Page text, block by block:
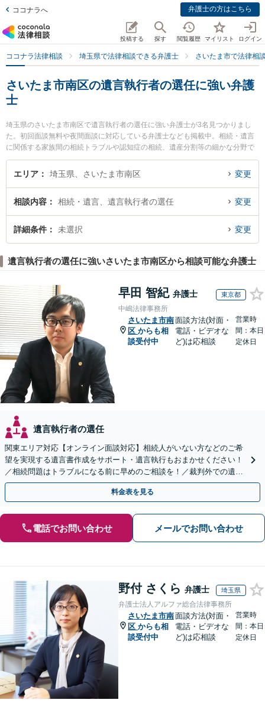
ココナラへ 弁護士の方はこちら
投稿する 探す 閲覧履歴 マイリスト ログイン
ココナラ法律相談 埼玉県で法律相談できる弁護士 さいたま市で法律相
さいたま市南区の遺言執行者の選任に強い弁護
士
埼玉県のさいたま市南区で遺言執行者の選任に強い弁護士が3名見つかりまし
た。初回面談無料や夜間面談に対応している弁護士なども掲載中。相続・遺言
に関係する家族間の相続トラブルや認知症の相続、遺産分割等の細かな分野で
の絞り込み検索もでき便利です。特に南浦和はらだ法律事務所の渡部 和人弁護
士や武蔵浦和法律事務所の久保 佑一郎弁護士、弁護士法人Monte南浦和法律事
ブルを今すぐに弁護士に相談したい』『遺言執行者の選任のトラブル解決の実
績豊富な近くの弁護士を検索したい』『初回相談無料で遺言執行者の選任を法
律相談できるさいたま市南区内の弁護士に相談予約したい』などでお困りの相
エリア 埼玉県、さいたま市南区 変更
相談内容 相続・遺言、遺言執行者の選任 変更
詳細条件 未選択 変更
遺言執行者の選任に強いさいたま市南区から相談可能な弁護士
早田 智紀 弁護士 東京都
中嶋法律事務所
さいたま市南
区 からも相
談受付中
面談方法(対面・
電話・ビデオな
ど)は応相談
営業時
間：本日
定休日
遺言執行者の選任
関東エリア対応【オンライン面談対応】相続人がいない方などのご希
望を実現する遺言書作成をサポート・遺言執行もおまかせください！
／相続問題はトラブルになる前に早めのご相談を！／裁判外での遺産
分割協議の経験多数【完全個室】
料金表を見る
電話でお問い合わせ メールでお問い合わせ
野付 さくら 弁護士 埼玉県
弁護士法人アルファ総合法律事務所
さいたま市南
区 からも相
談受付中
面談方法(対面・
電話・ビデオな
ど)は応相談
営業時
間：本日
定休日